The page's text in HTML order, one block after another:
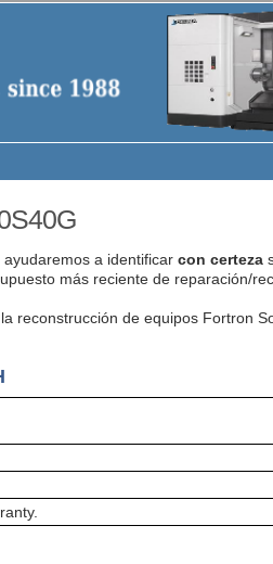
a identificar con certeza
más reciente de reparación/
reconstrucción de equipos Fortron